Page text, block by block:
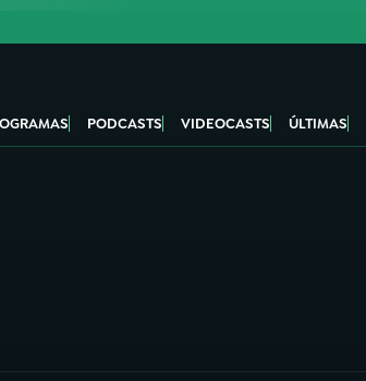
PODCASTS VIDEOCASTS ÚLTIMAS